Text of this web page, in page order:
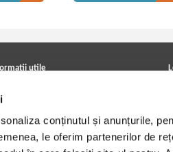
conținutul și anunțurile,
le oferim partenerilor de
utile
viniluri, casete, CD/DVD
cumpar?
de livrare
comenzi